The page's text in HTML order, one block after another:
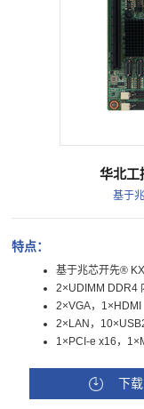
华北工
基于
特点：
基于兆芯开先®
2×UDIMM DDR4
2×VGA，1×HDMI
2×LAN，
1×PCI-e x16，
下载